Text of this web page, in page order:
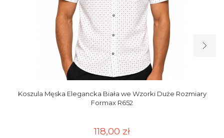
Koszula Męska Elegancka Biała we Wzorki Duże Rozmiary
Formax R652
118,00 zł